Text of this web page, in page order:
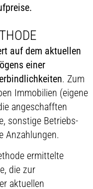
auf dem aktuellen
einer
. Zum
Immobilien (eigene
angeschafften
sonstige Betriebs-
Anzahlungen.
ermittelte
die zur
aktuellen